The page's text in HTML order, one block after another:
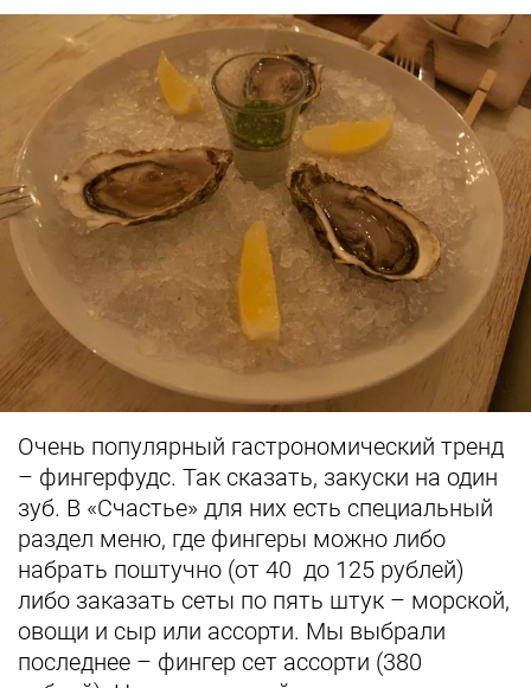
Очень популярный гастрономический тренд
– фингерфудс. Так сказать, закуски на один
зуб. В «Счастье» для них есть специальный
раздел меню, где фингеры можно либо
набрать поштучно (от 40 до 125 рублей)
либо заказать сеты по пять штук – морской,
овощи и сыр или ассорти. Мы выбрали
последнее – фингер сет ассорти (380